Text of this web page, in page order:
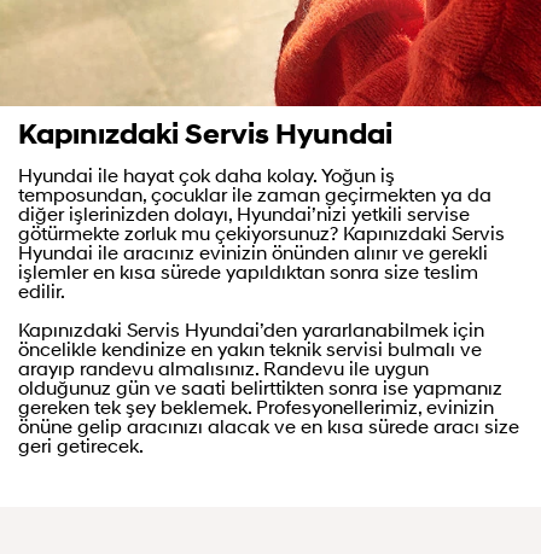
Kapınızdaki Servis Hyundai
Hyundai ile hayat çok daha kolay. Yoğun iş
temposundan, çocuklar ile zaman geçirmekten ya da
diğer işlerinizden dolayı, Hyundai’nizi yetkili servise
götürmekte zorluk mu çekiyorsunuz? Kapınızdaki Servis
Hyundai ile aracınız evinizin önünden alınır ve gerekli
işlemler en kısa sürede yapıldıktan sonra size teslim
edilir.
Kapınızdaki Servis Hyundai’den yararlanabilmek için
öncelikle kendinize en yakın teknik servisi bulmalı ve
arayıp randevu almalısınız. Randevu ile uygun
olduğunuz gün ve saati belirttikten sonra ise yapmanız
gereken tek şey beklemek. Profesyonellerimiz, evinizin
önüne gelip aracınızı alacak ve en kısa sürede aracı size
geri getirecek.